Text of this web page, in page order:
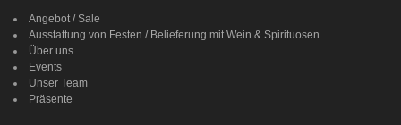
Angebot / Sale
Ausstattung von Festen / Belieferung mit Wein & Spirituosen
Über uns
Events
Unser Team
Präsente